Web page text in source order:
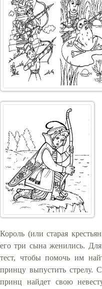
Король (или старая
его три сына женились.
тест, чтобы помочь им
принцу выпустить стрелу.
принц найдет свою